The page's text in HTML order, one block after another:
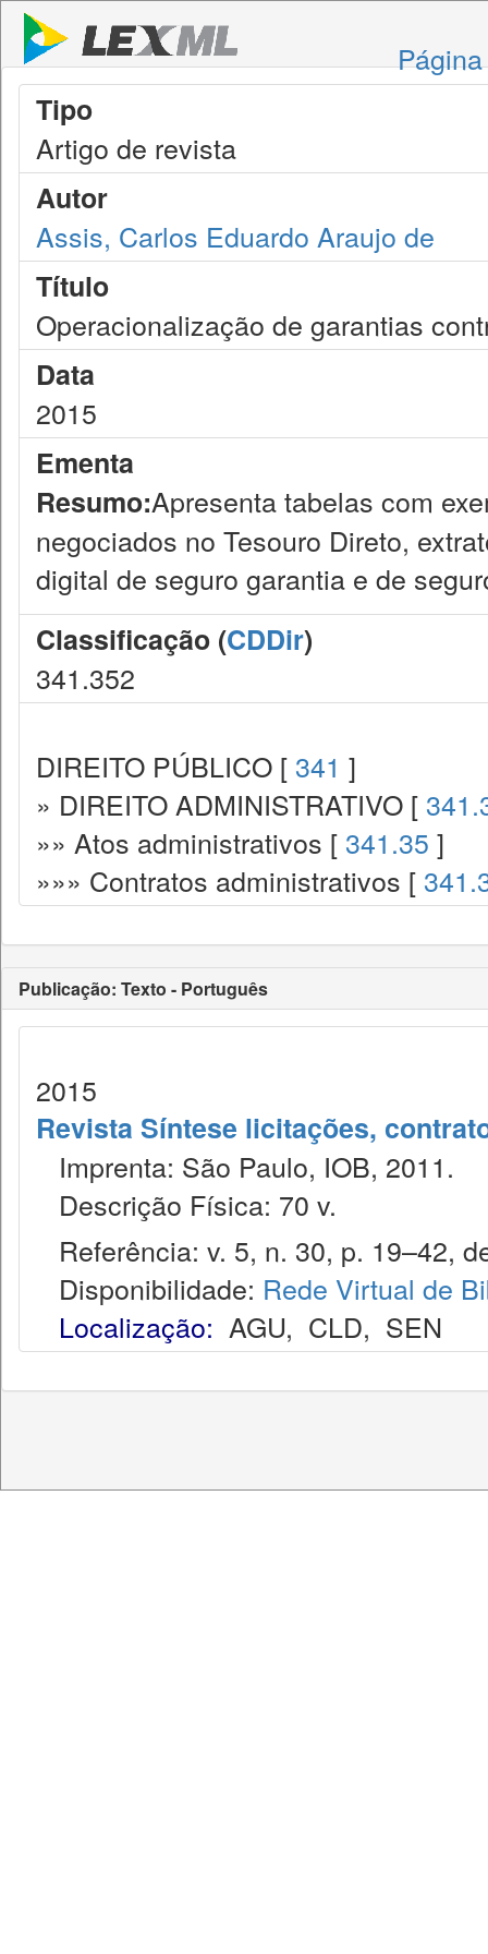
Tipo
Artigo de revista
Autor
Assis, Carlos Eduardo Araujo de
Título
Operacionalização de garantias
Data
2015
Ementa
Resumo:Apresenta tabelas com
negociados no Tesouro Direto,
digital de seguro garantia e de
Classificação (CDDir)
341.352
DIREITO PÚBLICO [ 341 ]
» DIREITO ADMINISTRATIVO [
»» Atos administrativos [ 341.35 ]
»»» Contratos administrativos [
Publicação: Texto - Português
2015
Revista Síntese licitações,
Imprenta: São Paulo, IOB, 2011.
Descrição Física: 70 v.
Referência: v. 5, n. 30, p. 19–42,
Disponibilidade: Rede Virtual de
Localização: AGU, CLD, SEN